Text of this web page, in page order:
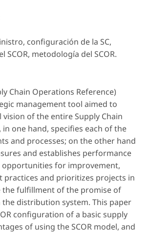
configuración de la SC,
SCOR, metodología del SCOR.
Chain Operations Reference)
management tool aimed to
vision of the entire Supply Chain
in one hand, specifies each of the
and processes; on the other hand
and establishes performance
opportunities for improvement,
practices and prioritizes projects in
the fulfillment of the promise of
distribution system. This paper
configuration of a basic supply
of using the SCOR model, and